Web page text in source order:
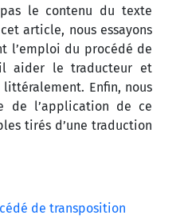
pas le contenu du texte
article, nous essayons
l’emploi du procédé de
il aider le traducteur et
Enfin, nous
de l’application de ce
tirés d’une traduction
de transposition